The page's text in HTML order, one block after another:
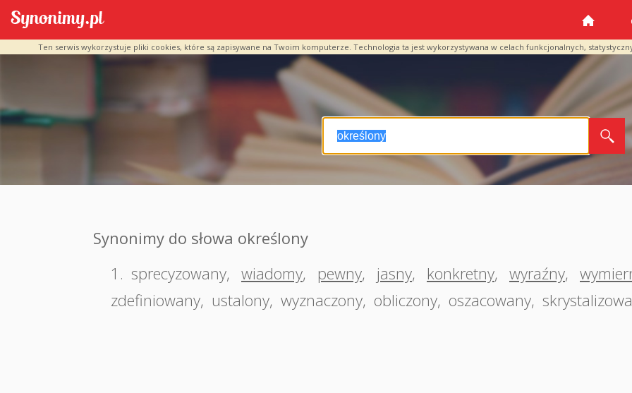
Ten serwis wykorzystuje pliki cookies, które są zapisywane na Twoim komputerze. Technologia ta jest wykorzystywana w celach funkcjonalnych,
Synonimy do słowa określony
1. sprecyzowany, wiadomy, pewny, jasny, konkretny, wyraźny,
zdefiniowany, ustalony, wyznaczony, obliczony, oszacowany,